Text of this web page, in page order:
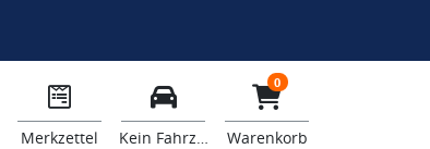
Merkzettel Kein Fahrzeug
0
Warenkorb